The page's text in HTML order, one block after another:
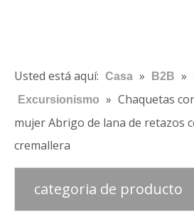
Blog
Contáctenos
Tienda
Usted está aquí: Casa » B2B »
Excursionismo » Chaquetas
mujer Abrigo de lana de retazos
cremallera
categoria de producto